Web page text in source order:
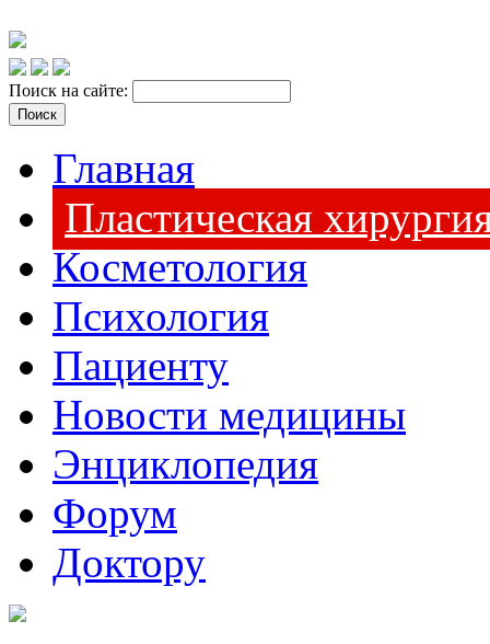
Поиск на сайте:
Главная
Пластическая
Косметология
Психология
Пациенту
Новости медицины
Энциклопедия
Форум
Доктору